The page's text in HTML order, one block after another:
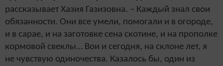
рассказывает Хазия Газизовна. – Каждый знал свои
обязанности. Они все умели, помогали и в огороде,
и в сарае, и на заготовке сена скотине, и на прополке
кормовой свеклы… Вои и сегодня, на склоне лет, я
не чувствую одиночества. Казалось бы, один из